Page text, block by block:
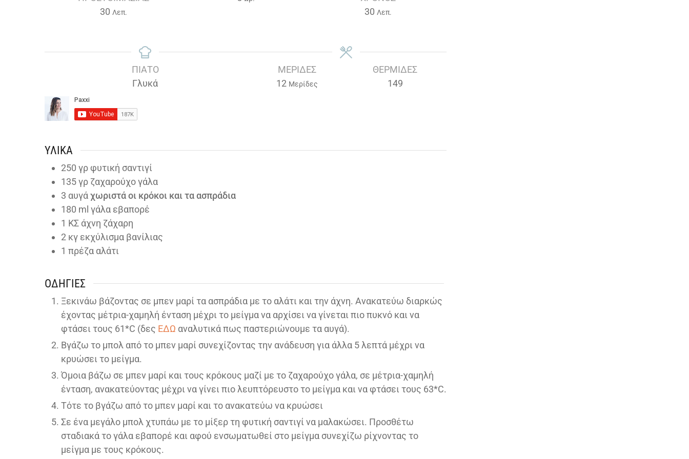
30Λεπτά
Λεπ.
30Λεπτά
Λεπ.
ΠΙΆΤΟ
Γλυκά
ΜΕΡΊΔΕΣ
12 Μερίδες
ΘΕΡΜΊΔΕΣ
149
ΥΛΙΚΆ
250 γρ φυτική σαντιγί
135γρ ζαχαρούχο γάλα
3 αυγάχωριστά οι κρόκοι και τα ασπράδια
180 ml γάλα εβαπορέ
1 ΚΣ άχνη ζάχαρη
2 κγ εκχύλισμα βανίλιας
1 πρέζα αλάτι
ΟΔΗΓΊΕΣ
Ξεκινάω βάζοντας σε μπεν μαρί τα ασπράδια με το αλάτι και την άχνη. Ανακατεύω διαρκώς
έχοντας μέτρια-χαμηλή ένταση μέχρι το μείγμα να αρχίσει να γίνεται πιο πυκνό και να
φτάσει τους 61*C (δες ΕΔΩ αναλυτικά πως παστεριώνουμε τα αυγά).
Βγάζω το μπολ από το μπεν μαρί συνεχίζοντας την ανάδευση για άλλα 5 λεπτά μέχρι να
κρυώσει το μείγμα.
Όμοια βάζω σε μπεν μαρί και τους κρόκους μαζί με το ζαχαρούχο γάλα, σε μέτρια-χαμηλή
ένταση, ανακατεύοντας μέχρι να γίνει πιο λευπτόρευστο το μείγμα και να φτάσει τους 63*C.
Τότε το βγάζω από το μπεν μαρί και το ανακατεύω να κρυώσει
Σε ένα μεγάλο μπολ χτυπάω με το μίξερ τη φυτική σαντιγί να μαλακώσει. Προσθέτω
σταδιακά το γάλα εβαπορέ και αφού ενσωματωθεί στο μείγμα συνεχίζω ρίχνοντας το
μείγμα με τους κρόκους.